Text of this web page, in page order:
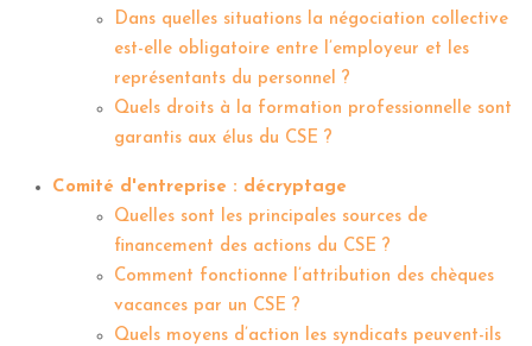
Dans quelles situations la négociation collective
est-elle obligatoire entre l’employeur et les
représentants du personnel ?
Quels droits à la formation professionnelle sont
garantis aux élus du CSE ?
Comité d'entreprise : décryptage
Quelles sont les principales sources de
financement des actions du CSE ?
Comment fonctionne l’attribution des chèques
vacances par un CSE ?
Quels moyens d’action les syndicats peuvent-ils